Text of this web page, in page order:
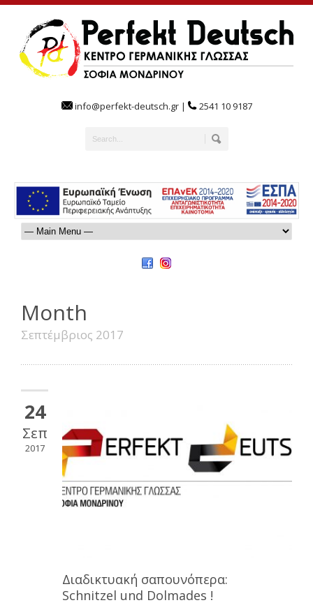
info@perfekt-deutsch.gr | 2541 10 9187
Month
Σεπτέμβριος 2017
24
Σεπ
2017
Διαδικτυακή σαπουνόπερα:
Schnitzel und Dolmades !